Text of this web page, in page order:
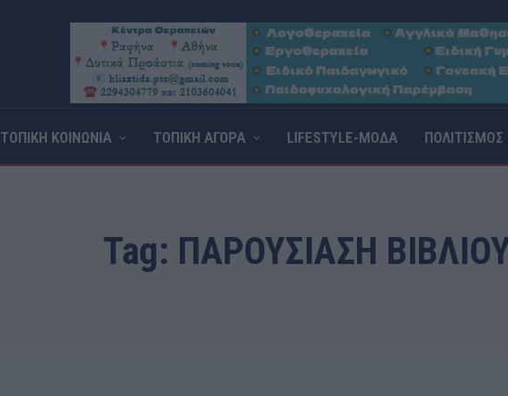
ΤΟΠΙΚΗ ΚΟΙΝΩΝΙΑ ΤΟΠΙΚΗ ΑΓΟΡΑ LIFESTYLE-ΜΟΔΑ ΠΟΛΙΤΙΣΜΟΣ
Tag: ΠΑΡΟΥΣΊΑΣΗ